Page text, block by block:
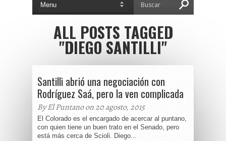
ALL POSTS TAGGED
"DIEGO SANTILLI"
Santilli abrió una negociación con
Rodríguez Saá, pero la ven complicada
By El Puntano on 20 agosto, 2015
El Colorado es el encargado de acercar al puntano,
con quien tiene un buen trato en el Senado, pero
está más cerca de Scioli. Diego...